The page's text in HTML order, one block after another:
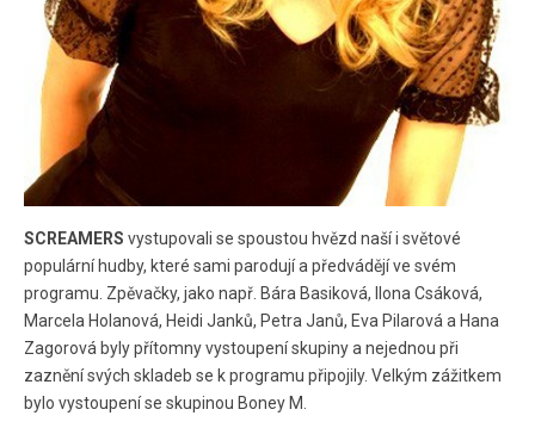
SCREAMERS vystupovali se spoustou hvězd naší i světové
populární hudby, které sami parodují a předvádějí ve svém
programu. Zpěvačky, jako např. Bára Basiková, Ilona Csáková,
Marcela Holanová, Heidi Janků, Petra Janů, Eva Pilarová a Hana
Zagorová byly přítomny vystoupení skupiny a nejednou při
zaznění svých skladeb se k programu připojily. Velkým zážitkem
bylo vystoupení se skupinou Boney M.